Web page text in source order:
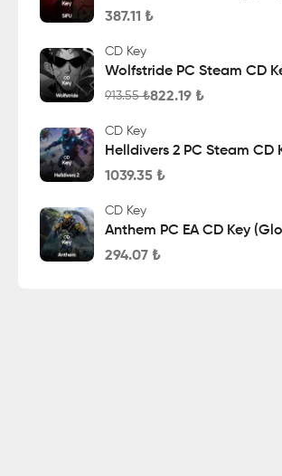
387.11 ₺
CD Key
Wolfstride PC Steam CD
913.55₺822.19 ₺
CD Key
Helldivers 2 PC Steam CD
1039.35 ₺
CD Key
Anthem PC EA CD Key
294.07 ₺